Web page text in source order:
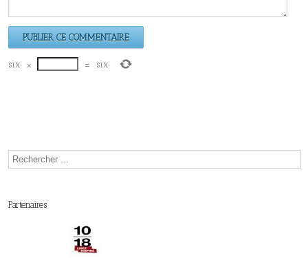
six × = six
Partenaires